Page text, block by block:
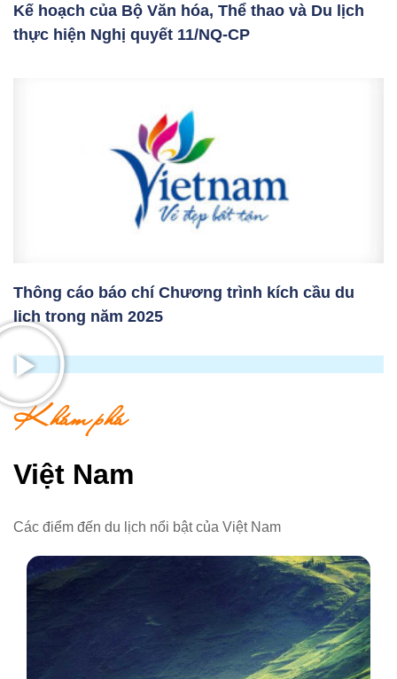
Kế hoạch của Bộ Văn hóa, Thể thao và Du lịch
thực hiện Nghị quyết 11/NQ-CP
Thông cáo báo chí Chương trình kích cầu du
lịch trong năm 2025
Khám phá
Việt Nam
Các điểm đến du lịch nổi bật của Việt Nam